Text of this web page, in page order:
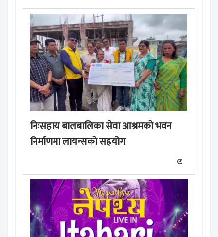
निःसहाय बालबालिका सेवा आश्रमको भवन
निर्माणमा लायन्सको सहयोग